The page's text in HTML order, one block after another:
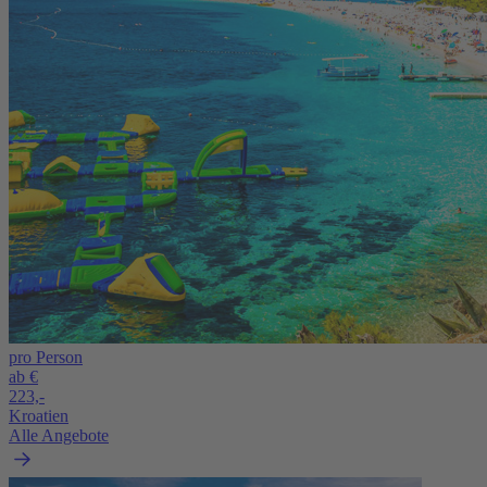
pro Person
ab €
223,-
Kroatien
Alle Angebote